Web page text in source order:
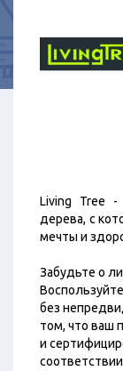
Living Tree -
дерева, с
мечты и
Забудьте о
без
том, что ваш
и